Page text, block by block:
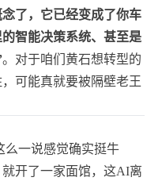
了，它已经变成了你车
智能决策系统、甚至是
。对于咱们黄石想转型的
可能真就要被隔壁老王
么一说感觉确实挺牛
开了一家面馆，这AI离